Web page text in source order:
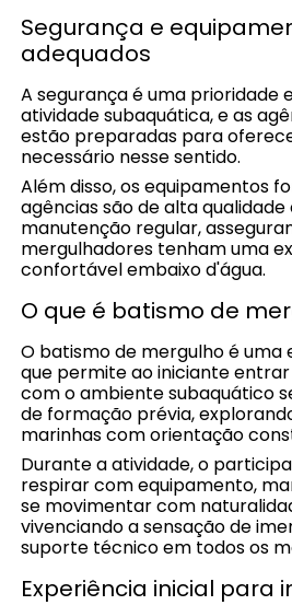
Segurança e
adequados
A segurança é uma prioridade
atividade subaquática, e as
estão preparadas para
necessário nesse sentido.
Além disso, os equipamentos
agências são de alta
manutenção regular,
mergulhadores tenham uma
confortável embaixo d'água.
O que é batismo de
O batismo de mergulho é uma
que permite ao iniciante
com o ambiente subaquático
de formação prévia,
marinhas com orientação
Durante a atividade, o
respirar com equipamento,
se movimentar com
vivenciando a sensação de
suporte técnico em todos os
Experiência inicial para